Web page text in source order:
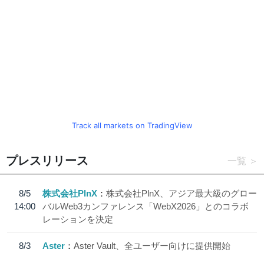
Track all markets on TradingView
プレスリリース 一覧
8/5
14:00
株式会社PlnX
株式会社PlnX、アジア最大級のグロー
バルWeb3カンファレンス「WebX2026」とのコラボ
レーションを決定
8/3
Aster Aster Vault、全ユーザー向けに提供開始